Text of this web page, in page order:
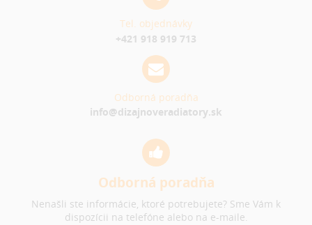
Tel. objednávky
+421 918 919 713
Odborná poradňa
info@dizajnoveradiatory.sk
Odborná poradňa
Nenašli ste informácie, ktoré potrebujete? Sme Vám k
dispozícii na telefóne alebo na e-maile.